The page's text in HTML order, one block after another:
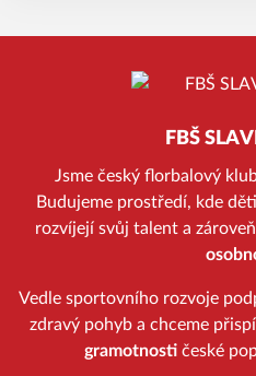
FBŠ
Jsme český florbalový
Budujeme prostředí, kde
rozvíjejí svůj talent a
Vedle sportovního rozvoje
zdravý pohyb a chceme
gramotnosti české